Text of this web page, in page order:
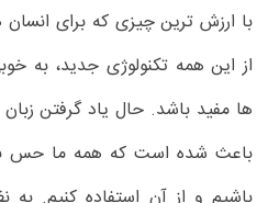
با ارزش ترین چیزی که برای
از این همه تکنولوژی جدید، به
ها مفید باشد. حال یاد گرفتن زبان
باعث شده است که همه ما حس